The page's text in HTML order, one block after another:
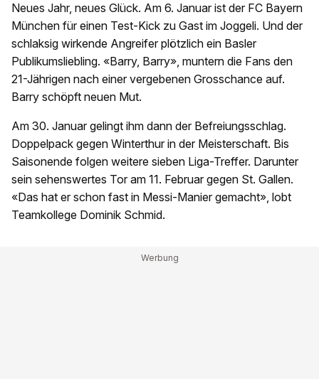
Neues Jahr, neues Glück. Am 6. Januar ist der FC Bayern
München für einen Test-Kick zu Gast im Joggeli. Und der
schlaksig wirkende Angreifer plötzlich ein Basler
Publikumsliebling. «Barry, Barry», muntern die Fans den
21-Jährigen nach einer vergebenen Grosschance auf.
Barry schöpft neuen Mut.
Am 30. Januar gelingt ihm dann der Befreiungsschlag.
Doppelpack gegen Winterthur in der Meisterschaft. Bis
Saisonende folgen weitere sieben Liga-Treffer. Darunter
sein sehenswertes Tor am 11. Februar gegen St. Gallen.
«Das hat er schon fast in Messi-Manier gemacht», lobt
Teamkollege Dominik Schmid.